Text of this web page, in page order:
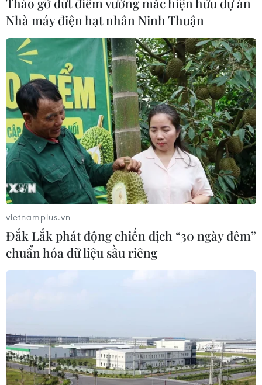
Nhà máy điện hạt nhân Ninh Thuận
vietnamplus.vn
Đắk Lắk phát động chiến dịch “30 ngày đêm”
chuẩn hóa dữ liệu sầu riêng